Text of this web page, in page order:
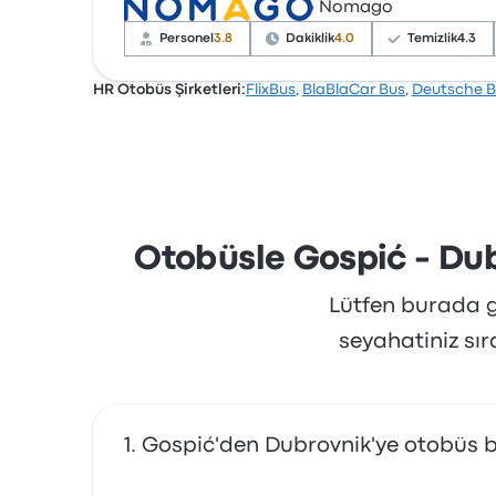
Şirket, 15025 değerlendirmeye dayanarak
kalırken, genellikle wifi hizmetinden
Nomago
Personel 3.8 Dakiklik4.0 Temizlik4.3
HR Otobüs Şirketleri: FlixBus, BlaBlaCar Bus, Deutsche
Otobüsle Gospić -
Lütfen burada
seyahatiniz
Gospić'den Dubrovnik'ye otobüs